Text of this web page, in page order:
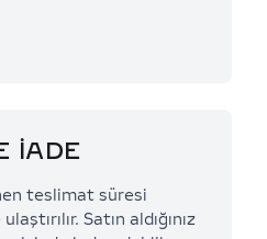
İADE
teslimat süresi
Satın aldığınız